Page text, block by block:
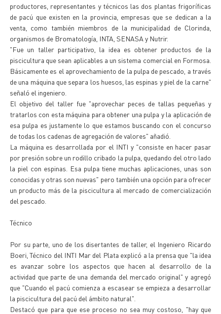
productores, representantes y técnicos las dos plantas frigoríficas
de pacú que existen en la provincia, empresas que se dedican a la
venta, como también miembros de la municipalidad de Clorinda,
organismos de Bromatología, INTA, SENASA y Nutrir.
"Fue un taller participativo, la idea es obtener productos de la
piscicultura que sean aplicables a un sistema comercial en Formosa.
Básicamente es el aprovechamiento de la pulpa de pescado, a través
de una máquina que separa los huesos, las espinas y piel de la carne"
señaló el ingeniero.
El objetivo del taller fue "aprovechar peces de tallas pequeñas y
tratarlos con esta máquina para obtener una pulpa y la aplicación de
esa pulpa es justamente lo que estamos buscando con el concurso
de todas los cadenas de agregación de valores" añadió.
La máquina es desarrollada por el INTI y "consiste en hacer pasar
por presión sobre un rodillo cribado la pulpa, quedando del otro lado
la piel con espinas. Esa pulpa tiene muchas aplicaciones, unas son
conocidas y otras son nuevas" pero también una opción para ofrecer
un producto más de la piscicultura al mercado de comercialización
del pescado.
Técnico
Por su parte, uno de los disertantes de taller, el Ingeniero Ricardo
Boeri, Técnico del INTI Mar del Plata explicó a la prensa que "la idea
es avanzar sobre los aspectos que hacen al desarrollo de la
actividad que parte de una demanda del mercado original" y agregó
que "Cuando el pacú comienza a escasear se empieza a desarrollar
la piscicultura del pacú del ámbito natural".
Destacó que para que ese proceso no sea muy costoso, "hay que